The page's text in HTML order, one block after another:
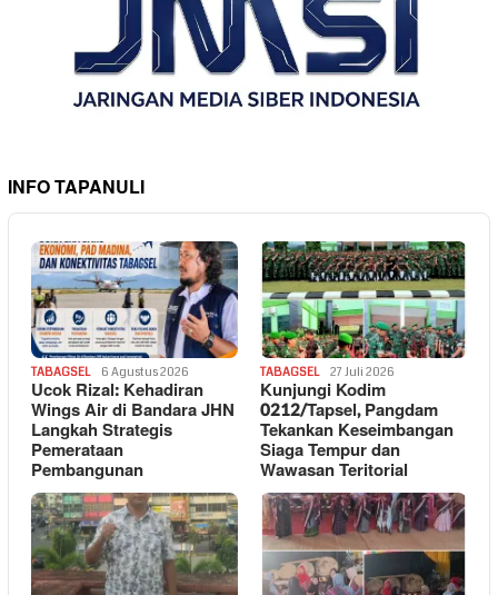
INFO TAPANULI
TABAGSEL 6 Agustus 2026
Ucok Rizal: Kehadiran
Wings Air di Bandara JHN
Langkah Strategis
Pemerataan
Pembangunan
TABAGSEL 27 Juli 2026
Kunjungi Kodim
0212/Tapsel, Pangdam
Tekankan Keseimbangan
Siaga Tempur dan
Wawasan Teritorial